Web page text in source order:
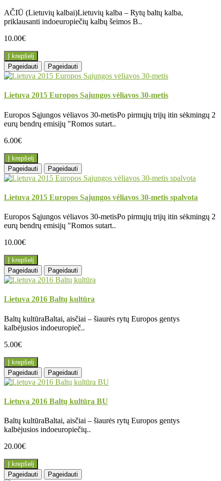
AČIŪ (Lietuvių kalbai)Lietuvių kalba – Rytų baltų kalba,
priklausanti indoeuropiečių kalbų šeimos B..
10.00€
Į krepšelį
Pageidauti
Pageidauti
Lietuva 2015 Europos Sąjungos vėliavos 30-metis
Europos Sąjungos vėliavos 30-metisPo pirmųjų trijų itin sėkmingų 2
eurų bendrų emisijų "Romos sutart..
6.00€
Į krepšelį
Pageidauti
Pageidauti
Lietuva 2015 Europos Sąjungos vėliavos 30-metis spalvota
Europos Sąjungos vėliavos 30-metisPo pirmųjų trijų itin sėkmingų 2
eurų bendrų emisijų "Romos sutart..
10.00€
Į krepšelį
Pageidauti
Pageidauti
Lietuva 2016 Baltų kultūra
Baltų kultūraBaltai, aisčiai – šiaurės rytų Europos gentys
kalbėjusios indoeuropieč..
5.00€
Į krepšelį
Pageidauti
Pageidauti
Lietuva 2016 Baltų kultūra BU
Baltų kultūraBaltai, aisčiai – šiaurės rytų Europos gentys
kalbėjusios indoeuropiečių..
20.00€
Į krepšelį
Pageidauti
Pageidauti